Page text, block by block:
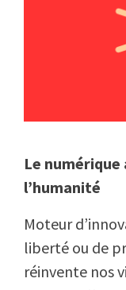
Le
l’humanité
Moteur
liberté ou de
réinvente nos